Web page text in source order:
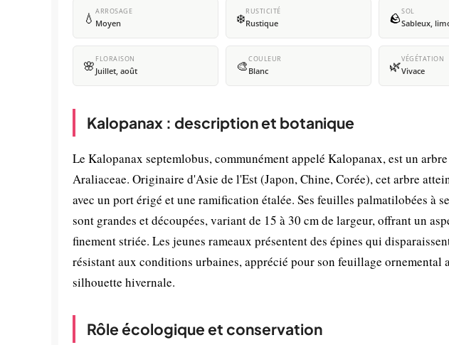
💧 ARROSAGE
Moyen ❄️RUSTICITÉ
Rustique 🪨SOL
Sableux,
🌸 FLORAISON
Juillet, août 🎨COULEUR
Blanc 🌿VÉGÉTATION
Vivace
Kalopanax : description et botanique
Le Kalopanax septemlobus, communément appelé Kalopanax, est un
Araliaceae. Originaire d'Asie de l'Est (Japon, Chine, Corée), cet arbre
avec un port érigé et une ramification étalée. Ses feuilles palmatilobées à
sont grandes et découpées, variant de 15 à 30 cm de largeur, offrant un
finement striée. Les jeunes rameaux présentent des épines qui
résistant aux conditions urbaines, apprécié pour son feuillage ornemental
silhouette hivernale.
Rôle écologique et conservation